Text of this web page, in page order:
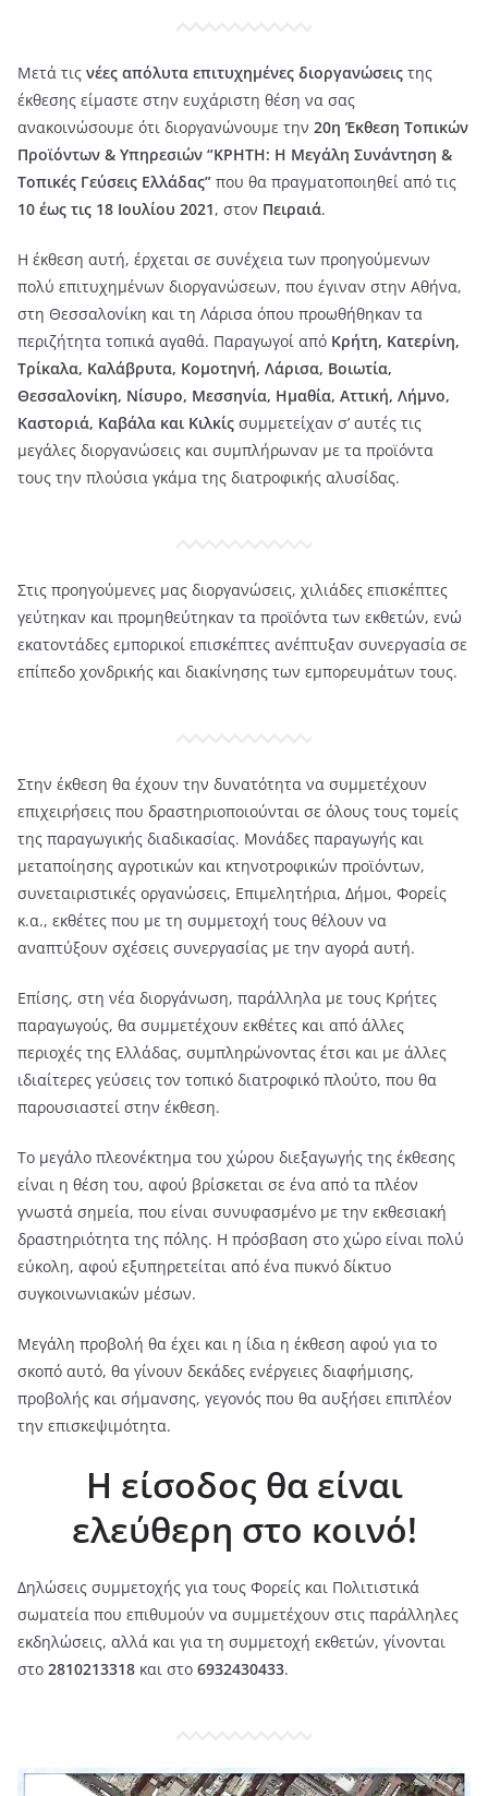
Μετά τις νέες απόλυτα επιτυχημένες διοργανώσεις της
έκθεσης είμαστε στην ευχάριστη θέση να σας
ανακοινώσουμε ότι διοργανώνουμε την 20η Έκθεση Τοπικών
Προϊόντων & Υπηρεσιών “ΚΡΗΤΗ: Η Μεγάλη Συνάντηση &
Toπικές Γεύσεις Ελλάδας” που θα πραγματοποιηθεί από τις
10 έως τις 18 Ιουλίου 2021, στον Πειραιά.
Η έκθεση αυτή, έρχεται σε συνέχεια των προηγούμενων
πολύ επιτυχημένων διοργανώσεων, που έγιναν στην Αθήνα,
στη Θεσσαλονίκη και τη Λάρισα όπου προωθήθηκαν τα
περιζήτητα τοπικά αγαθά. Παραγωγοί από Κρήτη, Κατερίνη,
Τρίκαλα, Καλάβρυτα, Κομοτηνή, Λάρισα, Βοιωτία,
Θεσσαλονίκη, Νίσυρο, Μεσσηνία, Ημαθία, Αττική, Λήμνο,
Καστοριά, Καβάλα και Κιλκίς συμμετείχαν σ’ αυτές τις
μεγάλες διοργανώσεις και συμπλήρωναν με τα προϊόντα
τους την πλούσια γκάμα της διατροφικής αλυσίδας.
Στις προηγούμενες μας διοργανώσεις, χιλιάδες επισκέπτες
γεύτηκαν και προμηθεύτηκαν τα προϊόντα των εκθετών, ενώ
εκατοντάδες εμπορικοί επισκέπτες ανέπτυξαν συνεργασία σε
επίπεδο χονδρικής και διακίνησης των εμπορευμάτων τους.
Στην έκθεση θα έχουν την δυνατότητα να συμμετέχουν
επιχειρήσεις που δραστηριοποιούνται σε όλους τους τομείς
της παραγωγικής διαδικασίας. Μονάδες παραγωγής και
μεταποίησης αγροτικών και κτηνοτροφικών προϊόντων,
συνεταιριστικές οργανώσεις, Επιμελητήρια, Δήμοι, Φορείς
κ.α., εκθέτες που με τη συμμετοχή τους θέλουν να
αναπτύξουν σχέσεις συνεργασίας με την αγορά αυτή.
Επίσης, στη νέα διοργάνωση, παράλληλα με τους Κρήτες
παραγωγούς, θα συμμετέχουν εκθέτες και από άλλες
περιοχές της Ελλάδας, συμπληρώνοντας έτσι και με άλλες
ιδιαίτερες γεύσεις τον τοπικό διατροφικό πλούτο, που θα
παρουσιαστεί στην έκθεση.
Το μεγάλο πλεονέκτημα του χώρου διεξαγωγής της έκθεσης
είναι η θέση του, αφού βρίσκεται σε ένα από τα πλέον
γνωστά σημεία, που είναι συνυφασμένο με την εκθεσιακή
δραστηριότητα της πόλης. Η πρόσβαση στο χώρο είναι πολύ
εύκολη, αφού εξυπηρετείται από ένα πυκνό δίκτυο
συγκοινωνιακών μέσων.
Μεγάλη προβολή θα έχει και η ίδια η έκθεση αφού για το
σκοπό αυτό, θα γίνουν δεκάδες ενέργειες διαφήμισης,
προβολής και σήμανσης, γεγονός που θα αυξήσει επιπλέον
την επισκεψιμότητα.
Η είσοδος θα είναι
ελεύθερη στο κοινό!
Δηλώσεις συμμετοχής για τους Φορείς και Πολιτιστικά
σωματεία που επιθυμούν να συμμετέχουν στις παράλληλες
εκδηλώσεις, αλλά και για τη συμμετοχή εκθετών, γίνονται
στο 2810213318 και στο 6932430433.